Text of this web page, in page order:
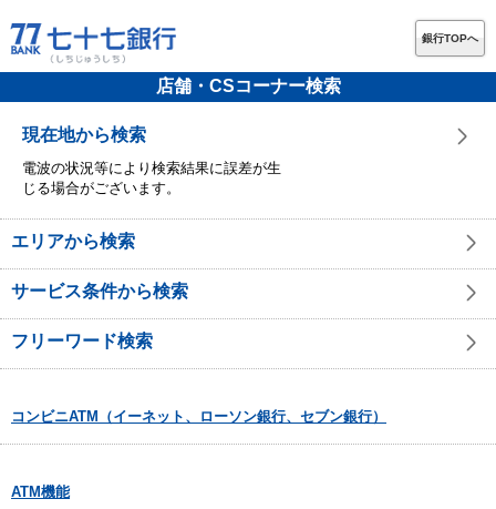
銀行TOPへ
店舗・CSコーナー検索
現在地から検索
電波の状況等により検索結果に誤差が生
じる場合がございます。
エリアから検索
サービス条件から検索
フリーワード検索
コンビニATM（イーネット、ローソン銀行、セブン銀行）
ATM機能